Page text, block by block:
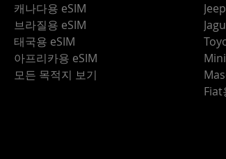
캐나다용 eSIM
브라질용 eSIM
태국용 eSIM
아프리카용 eSIM
모든 목적지 보기
Fiat